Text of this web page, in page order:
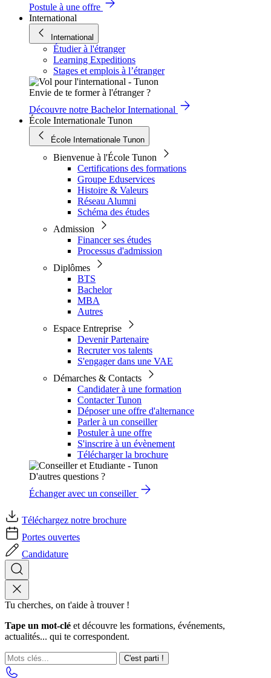
Postule à une offre
International
International
Étudier à l'étranger
Learning Expeditions
Stages et emplois à l’étranger
Envie de te former à l'étranger ?
Découvre notre Bachelor International
École Internationale Tunon
École Internationale Tunon
Bienvenue à l'École Tunon
Certifications des formations
Groupe Eduservices
Histoire & Valeurs
Réseau Alumni
Schéma des études
Admission
Financer ses études
Processus d'admission
Diplômes
BTS
Bachelor
MBA
Autres
Espace Entreprise
Devenir Partenaire
Recruter vos talents
S'engager dans une VAE
Démarches & Contacts
Candidater à une formation
Contacter Tunon
Déposer une offre d'alternance
Parler à un conseiller
Postuler à une offre
S'inscrire à un évènement
Télécharger la brochure
D'autres questions ?
Échanger avec un conseiller
Téléchargez notre brochure
Portes ouvertes
Candidature
Tu cherches, on t'aide à trouver !
Tape un mot-clé et découvre les formations, événements,
actualités... qui te correspondent.
C'est parti !